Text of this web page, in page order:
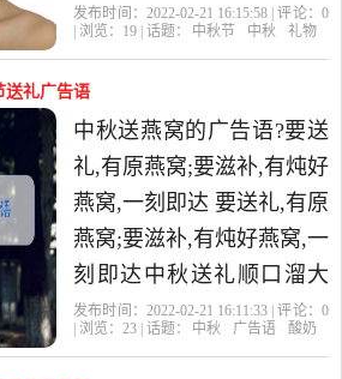
送礼品不知道怎么选,也没
发布时间：2022-02-21 16:15:58 | 评论： 0
| 浏览： 19 | 话题： 中秋节 中秋 礼物
送礼广告语
中秋送燕窝的广告语?要送
礼,有原燕窝;要滋补,有炖好
燕窝,一刻即达 要送礼,有原
燕窝;要滋补,有炖好燕窝,一
刻即达中秋送礼顺口溜大
全?如果中秋送礼,送雾在天
发布时间：2022-02-21 16:11:33 | 评论： 0
| 浏览： 23 | 话题： 中秋 广告语 酸奶